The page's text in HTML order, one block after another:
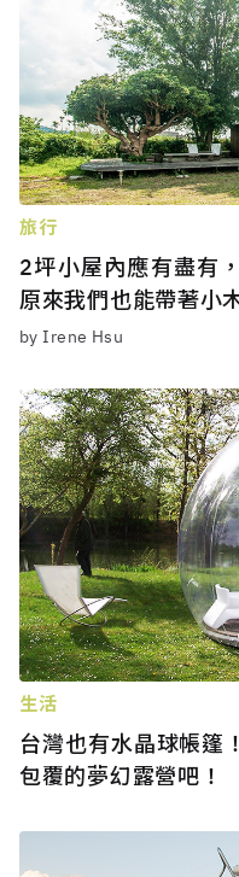
旅行
2坪小屋內應有盡有
原來我們也能帶著小
by Irene Hsu
生活
台灣也有水晶球帳篷
包覆的夢幻露營吧！